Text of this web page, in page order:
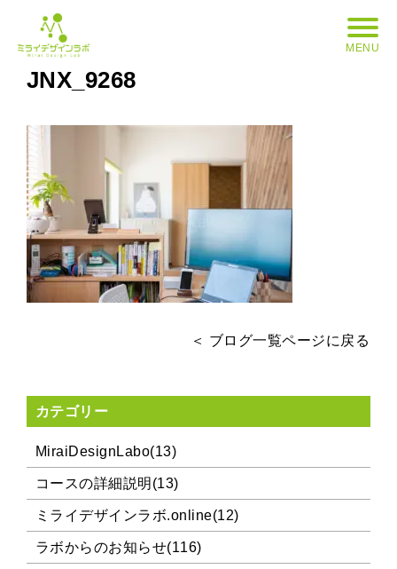
MENU
JNX_9268
＜ ブログ一覧ページに戻る
カテゴリー
MiraiDesignLabo(13)
コースの詳細説明(13)
ミライデザインラボ.online(12)
ラボからのお知らせ(116)